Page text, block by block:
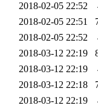
2018-02-05 22:52
2018-02-05 22:51
2018-02-05 22:52
2018-03-12 22:19
2018-03-12 22:19
2018-03-12 22:18
2018-03-12 22:19